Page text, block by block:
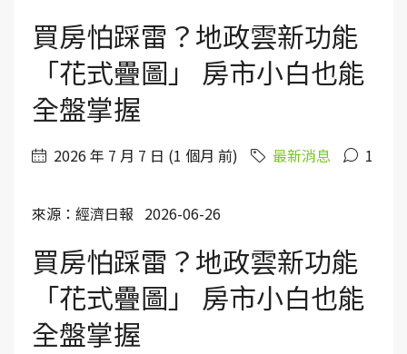
買房怕踩雷？地政雲新功能
「花式疊圖」 房市小白也能
全盤掌握
2026 年 7 月 7 日 (1 個月 前) 最新消息 1
來源：經濟日報 2026-06-26
買房怕踩雷？地政雲新功能
「花式疊圖」 房市小白也能
全盤掌握